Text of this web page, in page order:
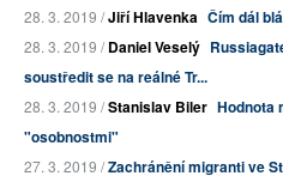
28. 3. 2019 /Jiří Hlavenka Čím dál
28. 3. 2019 /Daniel Veselý
soustředit se na reálné Tr...
28. 3. 2019 /Stanislav Biler Hodnota
"osobnostmi"
27. 3. 2019 /Zachránění migranti ve